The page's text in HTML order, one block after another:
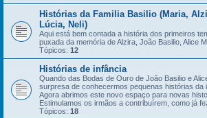
Histórias da Familia Basilio (Maria,
Lúcia, Neli)
Aqui está bem contada a história dos primeiros
puxada da memória de Alzira, João Basilio, Alice
Tópicos: 12
Histórias de infância
Quando das Bodas de Ouro de João Basilio e
surpresa de conhecermos pequenas histórias da
Agora abrimos este novo espaço para novas
Estimulamos os irmãos a contribuírem, como já
Tópicos: 18